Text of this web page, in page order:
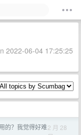
2022-06-04 17:25:25
的？我觉得好难2 月 28